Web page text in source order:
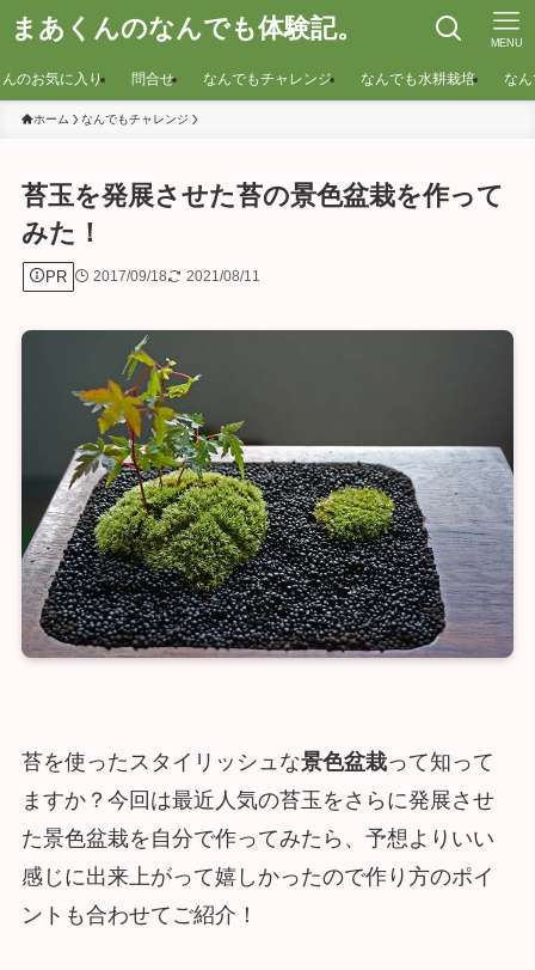
まあくんのなんでも体験記。 MENU
のお気に入り 問合せ なんでもチャレンジ なんでも水耕栽培 な
ホーム なんでもチャレンジ
苔玉を発展させた苔の景色盆栽を作って
みた！
PR 2017/09/18 2021/08/11
苔を使ったスタイリッシュな景色盆栽って知って
ますか？今回は最近人気の苔玉をさらに発展させ
た景色盆栽を自分で作ってみたら、予想よりいい
感じに出来上がって嬉しかったので作り方のポイ
ントも合わせてご紹介！